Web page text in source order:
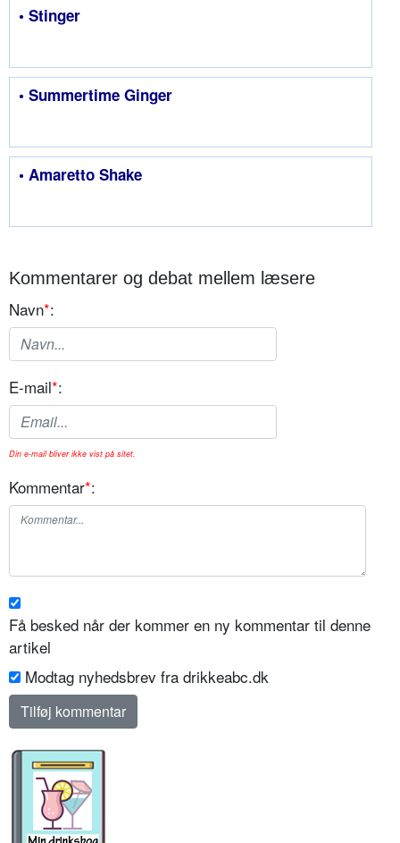
• Stinger
• Summertime Ginger
• Amaretto Shake
Kommentarer og debat mellem læsere
Navn*:
E-mail*:
Din e-mail bliver ikke vist på sitet.
Kommentar*:
Få besked når der kommer en ny kommentar til denne
artikel
Modtag nyhedsbrev fra drikkeabc.dk